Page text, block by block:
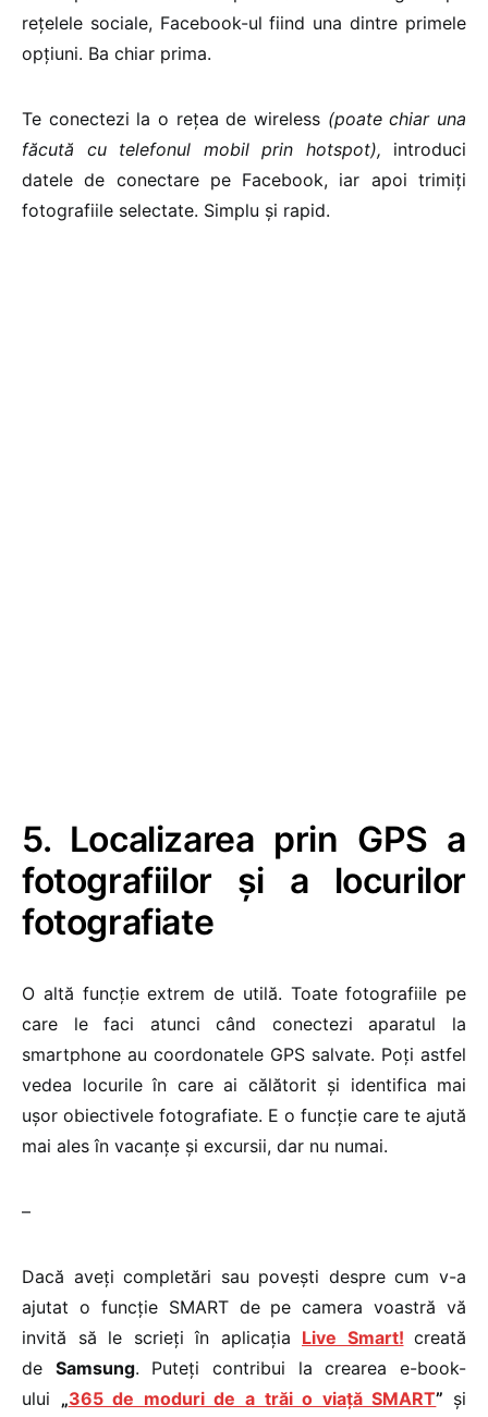
rețelele sociale, Facebook-ul fiind una dintre primele
opțiuni. Ba chiar prima.
Te conectezi la o rețea de wireless (poate chiar una
făcută cu telefonul mobil prin hotspot), introduci
datele de conectare pe Facebook, iar apoi trimiți
fotografiile selectate. Simplu și rapid.
5. Localizarea prin GPS a
fotografiilor și a locurilor
fotografiate
O altă funcție extrem de utilă. Toate fotografiile pe
care le faci atunci când conectezi aparatul la
smartphone au coordonatele GPS salvate. Poți astfel
vedea locurile în care ai călătorit și identifica mai
ușor obiectivele fotografiate. E o funcție care te ajută
mai ales în vacanțe și excursii, dar nu numai.
–
Dacă aveți completări sau povești despre cum v-a
ajutat o funcție SMART de pe camera voastră vă
invită să le scrieți în aplicația Live Smart! creată
de Samsung. Puteți contribui la crearea e-book-
ului „365 de moduri de a trăi o viață SMART” și